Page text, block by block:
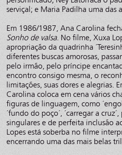
serviçal; e Maria Padilha uma das
Em 1986/1987, Ana Carolina
Sonho de valsa. No filme, Xuxa
apropriação da quadrinha
diferentes buscas amorosas,
pelo irmão, pelo príncipe
encontro consigo mesma, o
limitações, suas dores e alegrias.
Carolina coloca em cena vários
figuras de linguagem, como
´fundo do poço´, ´carregar a
singulares e de perfeita inclusão
Lopes está soberba no filme
encerrando uma das mais belas